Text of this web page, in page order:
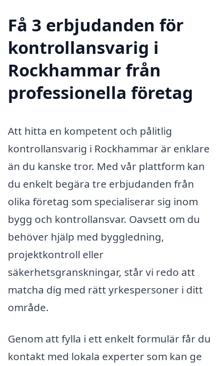
Få 3 erbjudanden för
kontrollansvarig i
Rockhammar från
professionella företag
Att hitta en kompetent och pålitlig
kontrollansvarig i Rockhammar är enklare
än du kanske tror. Med vår plattform kan
du enkelt begära tre erbjudanden från
olika företag som specialiserar sig inom
bygg och kontrollansvar. Oavsett om du
behöver hjälp med byggledning,
projektkontroll eller
säkerhetsgranskningar, står vi redo att
matcha dig med rätt yrkespersoner i ditt
område.
Genom att fylla i ett enkelt formulär får du
kontakt med lokala experter som kan ge